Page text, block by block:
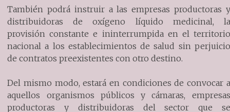
También podrá instruir a las empresas productoras y
distribuidoras de oxígeno líquido medicinal, la
provisión constante e ininterrumpida en el territorio
nacional a los establecimientos de salud sin perjuicio
de contratos preexistentes con otro destino.
Del mismo modo, estará en condiciones de convocar a
aquellos organismos públicos y cámaras, empresas
productoras y distribuidoras del sector que se